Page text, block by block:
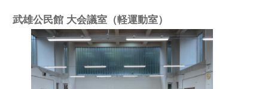
武雄公民館 大会議室（軽運動室）